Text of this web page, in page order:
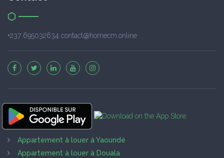
+237 695032634 contact@homecm.online
Appartement à louer à Yaoundé
Appartement à louer à Douala